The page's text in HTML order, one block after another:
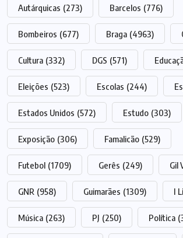
Autárquicas (273) Barcelos (776)
Bombeiros (677) Braga (4963)
Cultura (332) DGS (571)
Eleições (523) Escolas (244)
Estados Unidos (572) Estudo (303)
Exposição (306) Famalicão (529)
Futebol (1709) Gerês (249) Gil
GNR (958) Guimarães (1309) I
Música (263) PJ (250) Política